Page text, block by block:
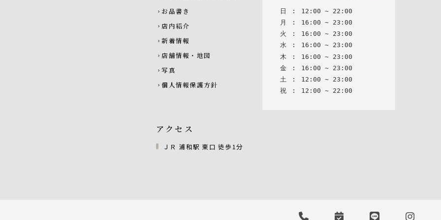
chevron_right お品書き
chevron_right 店内紹介
chevron_right 新着情報
chevron_right 店舗情報・地図
chevron_right 写真
chevron_right 個人情報保護方針
日 : 12 : 00 ~ 22 : 00
月
: 16 : 00 ~ 23 : 00
火
: 16 : 00 ~ 23 : 00
水 : 16 : 00 ~ 23 : 00
木
: 16 : 00 ~ 23 : 00
金
: 16 : 00 ~ 23 : 00
土
: 12 : 00 ~ 23 : 00
祝 : 12 : 00 ~ 22 : 00
アクセス
ＪＲ 浦和駅 東口 徒歩1分